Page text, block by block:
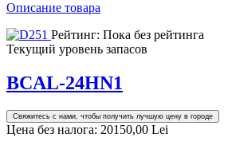
Описание товара
Рейтинг: Пока без рейтинга
Текущий уровень запасов
BCAL-24HN1
Свяжитесь с нами, чтобы получить лучшую цену в городе
Цена без налога: 20150,00 Lei